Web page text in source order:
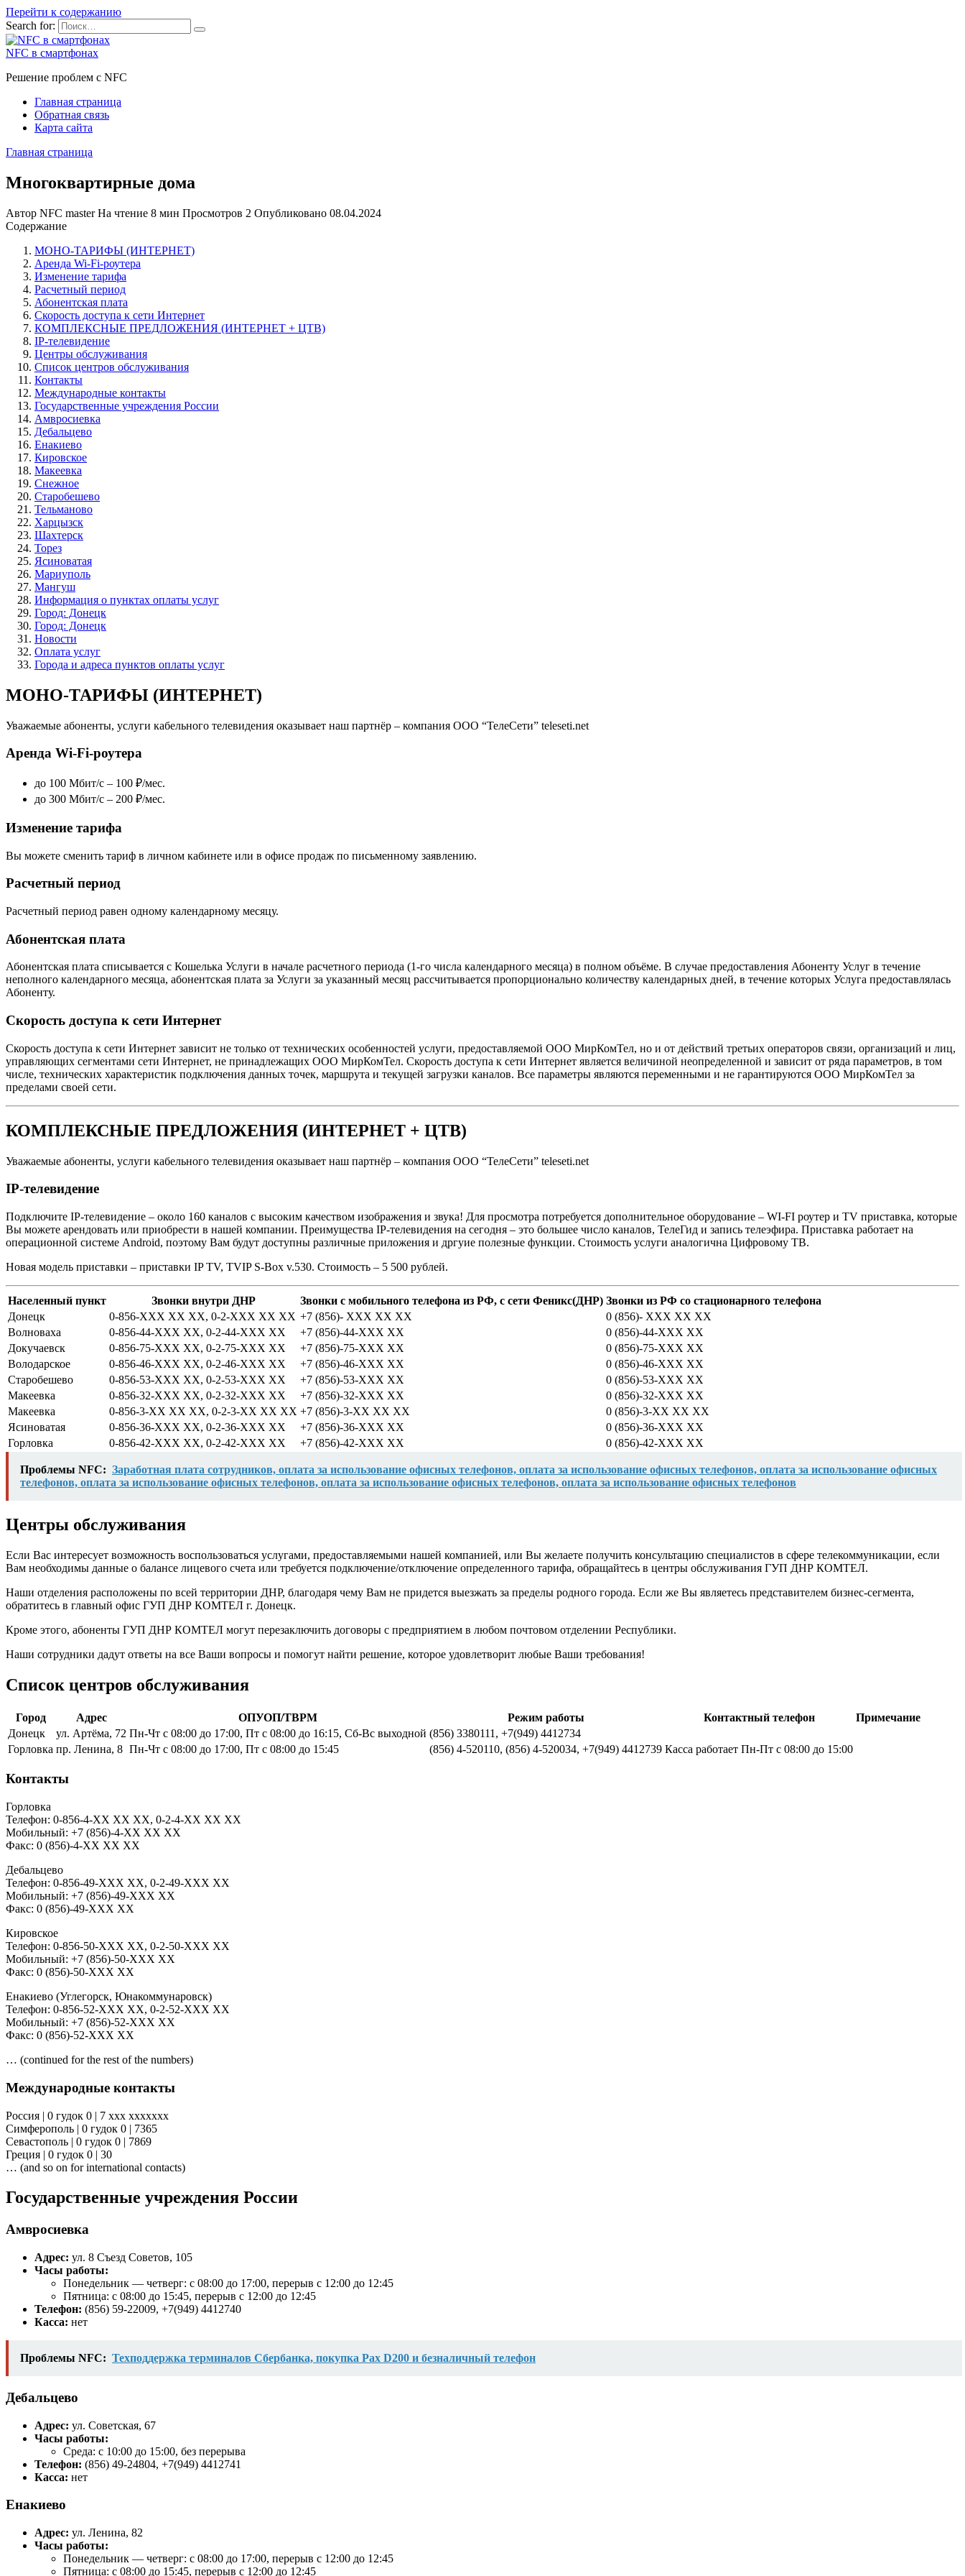
Перейти к содержанию
Search for:
NFC в смартфонах
Решение проблем с NFC
Главная страница
Обратная связь
Карта сайта
Главная страница
Многоквартирные дома
Автор NFC master На чтение 8 мин Просмотров 2 Опубликовано 08.04.2024
Содержание
МОНО-ТАРИФЫ (ИНТЕРНЕТ)
Аренда Wi-Fi-роутера
Изменение тарифа
Расчетный период
Абонентская плата
Скорость доступа к сети Интернет
КОМПЛЕКСНЫЕ ПРЕДЛОЖЕНИЯ (ИНТЕРНЕТ + ЦТВ)
IP-телевидение
Центры обслуживания
Список центров обслуживания
Контакты
Международные контакты
Государственные учреждения России
Амвросиевка
Дебальцево
Енакиево
Кировское
Макеевка
Снежное
Старобешево
Тельманово
Харцызск
Шахтерск
Торез
Ясиноватая
Мариуполь
Мангуш
Информация о пунктах оплаты услуг
Город: Донецк
Город: Донецк
Новости
Оплата услуг
Города и адреса пунктов оплаты услуг
МОНО-ТАРИФЫ (ИНТЕРНЕТ)
Уважаемые абоненты, услуги кабельного телевидения оказывает наш партнёр – компания ООО “ТелеСети” teleseti.net
Аренда Wi-Fi-роутера
до 100 Мбит/с – 100 ₽/мес.
до 300 Мбит/с – 200 ₽/мес.
Изменение тарифа
Вы можете сменить тариф в личном кабинете или в офисе продаж по письменному заявлению.
Расчетный период
Расчетный период равен одному календарному месяцу.
Абонентская плата
Абонентская плата списывается с Кошелька Услуги в начале расчетного периода (1-го числа календарного месяца) в полном объёме. В случае предоставления Абоненту Услуг в течение
неполного календарного месяца, абонентская плата за Услуги за указанный месяц рассчитывается пропорционально количеству календарных дней, в течение которых Услуга предоставлялась
Абоненту.
Скорость доступа к сети Интернет
Скорость доступа к сети Интернет зависит не только от технических особенностей услуги, предоставляемой ООО МирКомТел, но и от действий третьих операторов связи, организаций и лиц,
управляющих сегментами сети Интернет, не принадлежащих ООО МирКомТел. Скорость доступа к сети Интернет является величиной неопределенной и зависит от ряда параметров, в том
числе, технических характеристик подключения данных точек, маршрута и текущей загрузки каналов. Все параметры являются переменными и не гарантируются ООО МирКомТел за
пределами своей сети.
КОМПЛЕКСНЫЕ ПРЕДЛОЖЕНИЯ (ИНТЕРНЕТ + ЦТВ)
Уважаемые абоненты, услуги кабельного телевидения оказывает наш партнёр – компания ООО “ТелеСети” teleseti.net
IP-телевидение
Подключите IP-телевидение – около 160 каналов с высоким качеством изображения и звука! Для просмотра потребуется дополнительное оборудование – WI-FI роутер и TV приставка, которые
Вы можете арендовать или приобрести в нашей компании. Преимущества IP-телевидения на сегодня – это большее число каналов, ТелеГид и запись телеэфира. Приставка работает на
операционной системе Android, поэтому Вам будут доступны различные приложения и дргуие полезные функции. Стоимость услуги аналогична Цифровому ТВ.
Новая модель приставки – приставки IP TV, TVIP S-Box v.530. Стоимость – 5 500 рублей.
Населенный пункт Звонки внутри ДНР Звонки с мобильного телефона из РФ, с сети Феникс(ДНР) Звонки из РФ со стационарного телефона
Донецк
0-856-XXX XX XX, 0-2-XXX XX XX +7 (856)- XXX XX XX
0 (856)- XXX XX XX
Волноваха
0-856-44-XXX XX, 0-2-44-XXX XX +7 (856)-44-XXX XX
0 (856)-44-XXX XX
Докучаевск
0-856-75-XXX XX, 0-2-75-XXX XX +7 (856)-75-XXX XX
0 (856)-75-XXX XX
Володарское
0-856-46-XXX XX, 0-2-46-XXX XX +7 (856)-46-XXX XX
0 (856)-46-XXX XX
Старобешево
0-856-53-XXX XX, 0-2-53-XXX XX +7 (856)-53-XXX XX
0 (856)-53-XXX XX
Макеевка
0-856-32-XXX XX, 0-2-32-XXX XX +7 (856)-32-XXX XX
0 (856)-32-XXX XX
Макеевка
0-856-3-XX XХ XX, 0-2-3-XX XХ XX +7 (856)-3-XX XХ XX
0 (856)-3-XX XХ XX
Ясиноватая
0-856-36-XXX XX, 0-2-36-XXX XX +7 (856)-36-XXX XX
0 (856)-36-XXX XX
Горловка
0-856-42-XXX XX, 0-2-42-XXX XX +7 (856)-42-XXX XX 0 (856)-42-XXX XX
Проблемы NFC: Заработная плата сотрудников, оплата за использование офисных телефонов, оплата за использование офисных телефонов, оплата за использование офисных
телефонов, оплата за использование офисных телефонов, оплата за использование офисных телефонов, оплата за использование офисных телефонов
Центры обслуживания
Если Вас интересует возможность воспользоваться услугами, предоставляемыми нашей компанией, или Вы желаете получить консультацию специалистов в сфере телекоммуникации, если
Вам необходимы данные о балансе лицевого счета или требуется подключение/отключение определенного тарифа, обращайтесь в центры обслуживания ГУП ДНР КОМТЕЛ.
Наши отделения расположены по всей территории ДНР, благодаря чему Вам не придется выезжать за пределы родного города. Если же Вы являетесь представителем бизнес-сегмента,
обратитесь в главный офис ГУП ДНР КОМТЕЛ г. Донецк.
Кроме этого, абоненты ГУП ДНР КОМТЕЛ могут перезаключить договоры с предприятием в любом почтовом отделении Республики.
Наши сотрудники дадут ответы на все Ваши вопросы и помогут найти решение, которое удовлетворит любые Ваши требования!
Список центров обслуживания
Город Адрес ОПУОП/ТВРМ Режим работы Контактный телефон
Примечание
Донецк
ул. Артёма, 72 Пн-Чт с 08:00 до 17:00, Пт с 08:00 до 16:15, Сб-Вс выходной (856) 3380111, +7(949) 4412734
Горловка пр. Ленина, 8 Пн-Чт с 08:00 до 17:00, Пт с 08:00 до 15:45 (856) 4-520110, (856) 4-520034, +7(949) 4412739 Касса работает Пн-Пт с 08:00 до 15:00
Контакты
Горловка
Телефон: 0-856-4-XX XХ XX, 0-2-4-XX XХ XX
Мобильный: +7 (856)-4-XX XХ XX
Факс: 0 (856)-4-XX XХ XX
Дебальцево
Телефон: 0-856-49-XXX XX, 0-2-49-XXX XX
Мобильный: +7 (856)-49-XXX XX
Факс: 0 (856)-49-XXX XX
Кировское
Телефон: 0-856-50-XXX XX, 0-2-50-XXX XX
Мобильный: +7 (856)-50-XXX XX
Факс: 0 (856)-50-XXX XX
Енакиево (Углегорск, Юнакоммунаровск)
Телефон: 0-856-52-XXX XX, 0-2-52-XXX XX
Мобильный: +7 (856)-52-XXX XX
Факс: 0 (856)-52-XXX XX
… (continued for the rest of the numbers)
Международные контакты
Россия | 0 гудок 0 | 7 ххх ххххххх
Симферополь | 0 гудок 0 | 7365
Севастополь | 0 гудок 0 | 7869
Греция | 0 гудок 0 | 30
… (and so on for international contacts)
Государственные учреждения России
Амвросиевка
Адрес: ул. 8 Съезд Советов, 105
Часы работы:
Понедельник — четверг: с 08:00 до 17:00, перерыв с 12:00 до 12:45
Пятница: с 08:00 до 15:45, перерыв с 12:00 до 12:45
Телефон: (856) 59-22009, +7(949) 4412740
Касса: нет
Проблемы NFC: Техподдержка терминалов Сбербанка, покупка Pax D200 и безналичный телефон
Дебальцево
Адрес: ул. Советская, 67
Часы работы:
Среда: с 10:00 до 15:00, без перерыва
Телефон: (856) 49-24804, +7(949) 4412741
Касса: нет
Енакиево
Адрес: ул. Ленина, 82
Часы работы:
Понедельник — четверг: с 08:00 до 17:00, перерыв с 12:00 до 12:45
Пятница: с 08:00 до 15:45, перерыв с 12:00 до 12:45